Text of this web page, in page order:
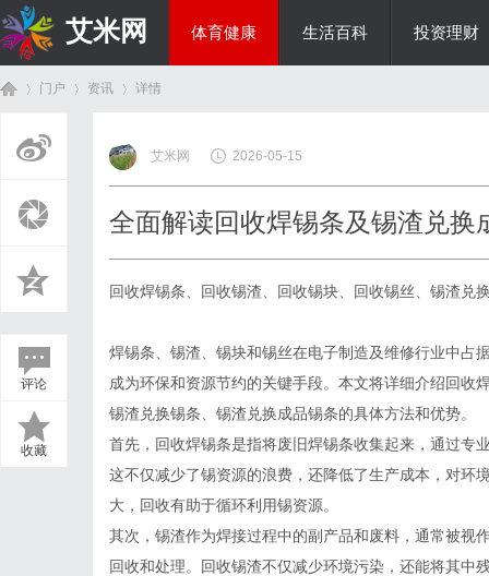
艾米网 体育健康 生活百科 投资理财
门户 资讯
›
详情
评论
收藏
艾米网 2026-05-15
全面解读回收焊锡条及锡渣兑换
回收焊锡条、回收锡渣、回收锡块、回收锡丝、锡渣兑
焊锡条、锡渣、锡块和锡丝在电子制造及维修行业中占
成为环保和资源节约的关键手段。本文将详细介绍回收
锡渣兑换锡条、锡渣兑换成品锡条的具体方法和优势。
首先，回收焊锡条是指将废旧焊锡条收集起来，通过专
这不仅减少了锡资源的浪费，还降低了生产成本，对环
大，回收有助于循环利用锡资源。
其次，锡渣作为焊接过程中的副产品和废料，通常被视
回收和处理。回收锡渣不仅减少环境污染，还能将其中